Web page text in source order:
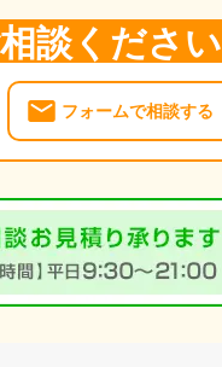
談ください
フォームで相談する